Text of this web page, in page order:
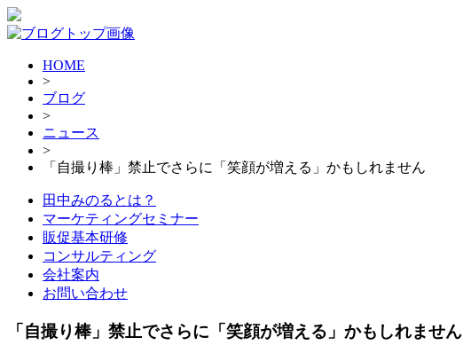
HOME
>
ブログ
>
ニュース
>
「自撮り棒」禁止でさらに「笑顔が増える」かもしれません
田中みのるとは？
マーケティングセミナー
販促基本研修
コンサルティング
会社案内
お問い合わせ
「自撮り棒」禁止でさらに「笑顔が増える」かもしれません